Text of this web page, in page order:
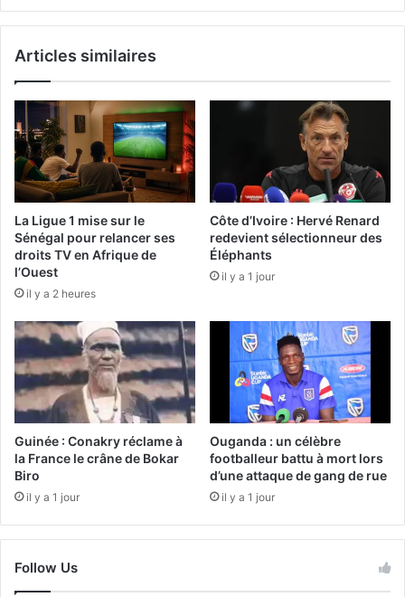
Articles similaires
La Ligue 1 mise sur le
Sénégal pour relancer ses
droits TV en Afrique de
l’Ouest
il y a 2 heures
Côte d’Ivoire : Hervé Renard
redevient sélectionneur des
Éléphants
il y a 1 jour
Guinée : Conakry réclame à
la France le crâne de Bokar
Biro
il y a 1 jour
Ouganda : un célèbre
footballeur battu à mort lors
d’une attaque de gang de rue
il y a 1 jour
Follow Us